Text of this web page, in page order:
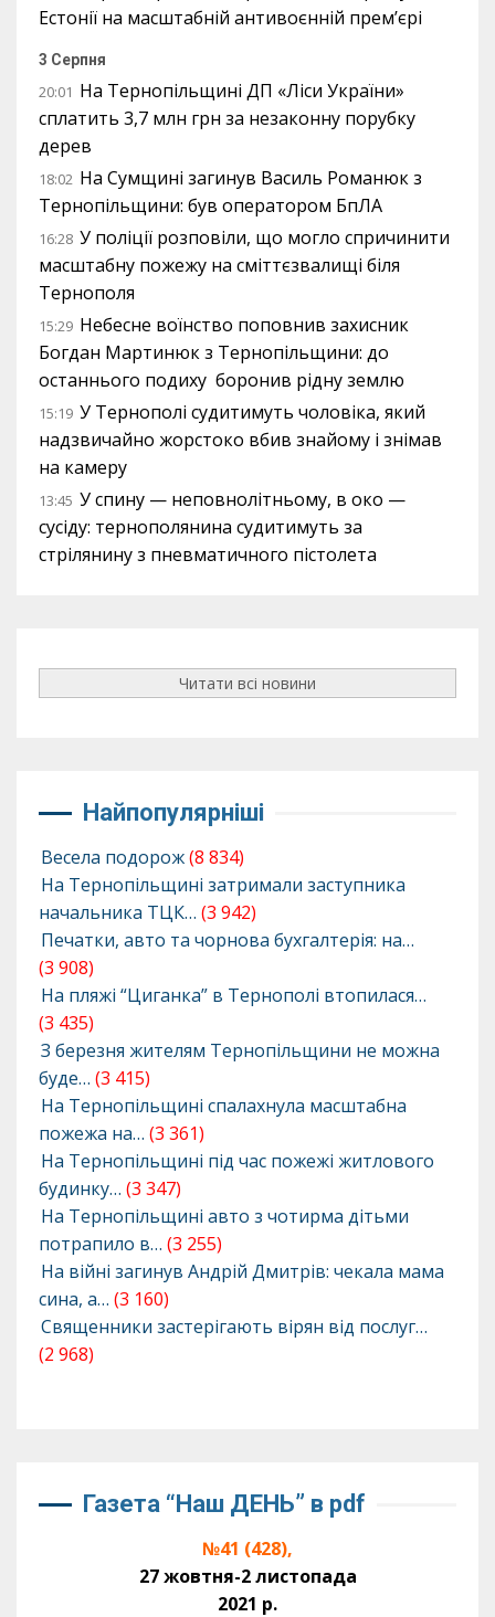
Естонії на масштабній антивоєнній прем’єрі
3 Серпня
20:01 На Тернопільщині ДП «Ліси України»
сплатить 3,7 млн грн за незаконну порубку
дерев
18:02 На Сумщині загинув Василь Романюк з
Тернопільщини: був оператором БпЛА
16:28 У поліції розповіли, що могло спричинити
масштабну пожежу на сміттєзвалищі біля
Тернополя
15:29 Небесне воїнство поповнив захисник
Богдан Мартинюк з Тернопільщини: до
останнього подиху боронив рідну землю
15:19 У Тернополі судитимуть чоловіка, який
надзвичайно жорстоко вбив знайому і знімав
на камеру
13:45 У спину — неповнолітньому, в око —
сусіду: тернополянина судитимуть за
стрілянину з пневматичного пістолета
Читати всі новини
Найпопулярніші
Весела подорож(8 834)
На Тернопільщині затримали заступника
начальника ТЦК… (3 942)
Печатки, авто та чорнова бухгалтерія: на…
(3 908)
На пляжі “Циганка” в Тернополі втопилася…
(3 435)
З березня жителям Тернопільщини не можна
буде… (3 415)
На Тернопільщині спалахнула масштабна
пожежа на… (3 361)
На Тернопільщині під час пожежі житлового
будинку… (3 347)
На Тернопільщині авто з чотирма дітьми
потрапило в… (3 255)
На війні загинув Андрій Дмитрів: чекала мама
сина, а… (3 160)
Священники застерігають вірян від послуг…
(2 968)
Газета “Наш ДЕНЬ” в pdf
№41 (428),
27 жовтня-2 листопада
2021 р.